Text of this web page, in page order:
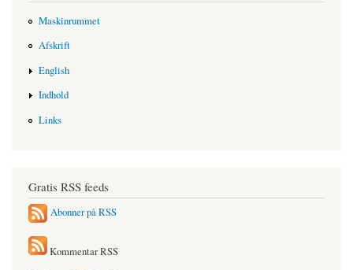
Maskinrummet
Afskrift
English
Indhold
Links
Gratis RSS feeds
Abonner på RSS
Kommentar RSS